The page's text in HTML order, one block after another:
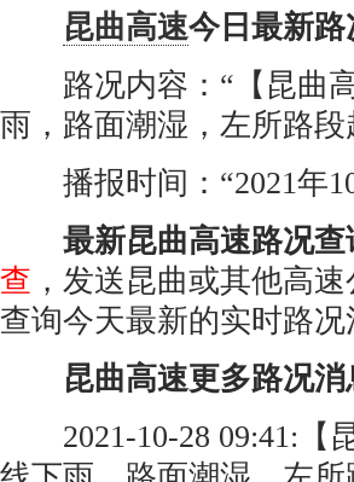
昆曲高速今日最新路
路况内容：“【昆曲高
雨，路面潮湿，左所路
播报时间：“2021年10
最新昆曲高速路况查
查 ，发送昆曲或其他高
查询今天最新的实时路况
昆曲高速更多路况消
2021-10-28 09:41:【